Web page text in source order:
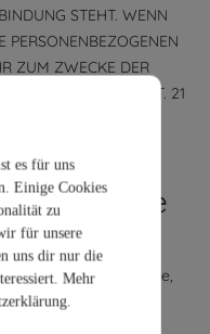
STEHT. WENN
PERSONENBEZOGENEN
ZUM ZWECKE DER
NACH ART. 21
der
steht den
einer Aufsichtsbehörde,
gewöhnlichen
Orts des
es für uns
Einige Cookies
zu
für unsere
uns dir nur die
Mehr